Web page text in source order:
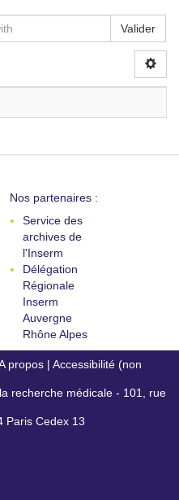
Valider
Nos partenaires :
Service des
archives de
l'Inserm
Délégation
Régionale
Inserm
Auvergne
Rhône Alpes
propos | Accessibilité (non
recherche médicale - 101, rue
Paris Cedex 13